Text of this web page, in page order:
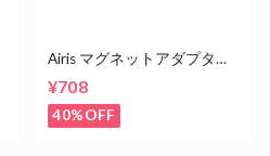
Airis マグネットアダプタ
¥708
40%OFF